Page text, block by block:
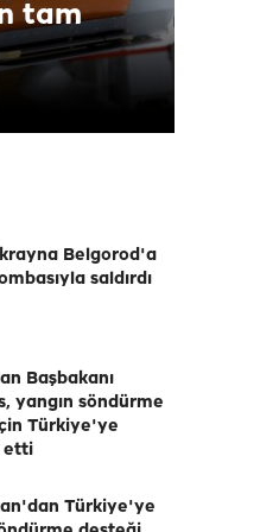
tam
Belgorod'a
saldırdı
Başbakanı
yangın söndürme
Türkiye'ye
etti
Türkiye'ye